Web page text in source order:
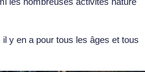
y en a pour tous les âges et tous